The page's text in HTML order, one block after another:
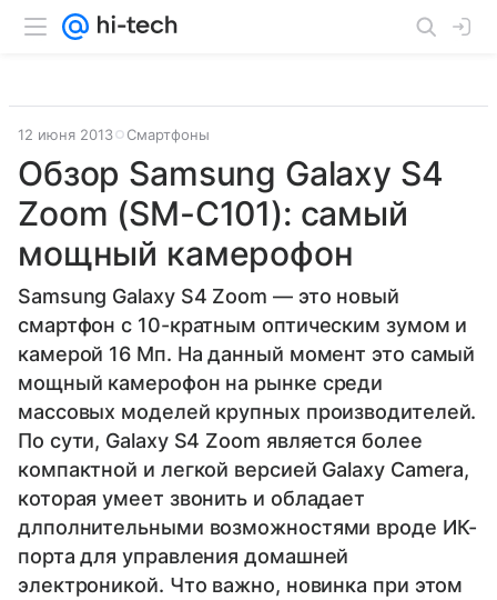
12 июня 2013 Смартфоны
Обзор Samsung Galaxy S4
Zoom (SM-C101): самый
мощный камерофон
Samsung Galaxy S4 Zoom — это новый
смартфон с 10-кратным оптическим зумом и
камерой 16 Мп. На данный момент это самый
мощный камерофон на рынке среди
массовых моделей крупных производителей.
По сути, Galaxy S4 Zoom является более
компактной и легкой версией Galaxy Camera,
которая умеет звонить и обладает
длполнительными возможностями вроде ИК-
порта для управления домашней
электроникой. Что важно, новинка при этом